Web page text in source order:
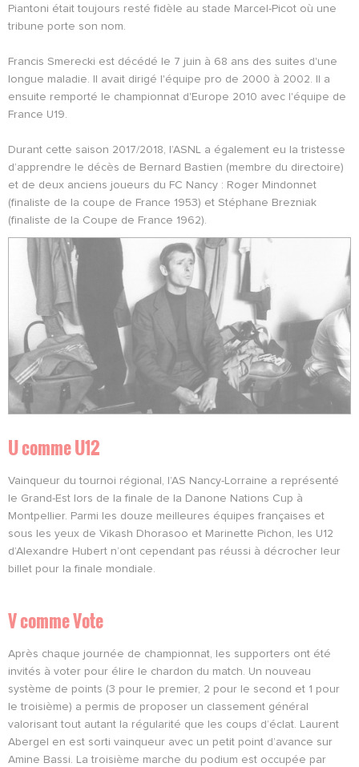
Piantoni était toujours resté fidèle au stade Marcel-Picot où une
tribune porte son nom.
Francis Smerecki est décédé le 7 juin à 68 ans des suites d'une
longue maladie. Il avait dirigé l'équipe pro de 2000 à 2002. Il a
ensuite remporté le championnat d'Europe 2010 avec l'équipe de
France U19.
Durant cette saison 2017/2018, l’ASNL a également eu la tristesse
d’apprendre le décès de Bernard Bastien (membre du directoire)
et de deux anciens joueurs du FC Nancy : Roger Mindonnet
(finaliste de la coupe de France 1953) et Stéphane Brezniak
(finaliste de la Coupe de France 1962).
U comme U12
Vainqueur du tournoi régional, l’AS Nancy-Lorraine a représenté
le Grand-Est lors de la finale de la Danone Nations Cup à
Montpellier. Parmi les douze meilleures équipes françaises et
sous les yeux de Vikash Dhorasoo et Marinette Pichon, les U12
d’Alexandre Hubert n’ont cependant pas réussi à décrocher leur
billet pour la finale mondiale.
V comme Vote
Après chaque journée de championnat, les supporters ont été
invités à voter pour élire le chardon du match. Un nouveau
système de points (3 pour le premier, 2 pour le second et 1 pour
le troisième) a permis de proposer un classement général
valorisant tout autant la régularité que les coups d’éclat. Laurent
Abergel en est sorti vainqueur avec un petit point d’avance sur
Amine Bassi. La troisième marche du podium est occupée par